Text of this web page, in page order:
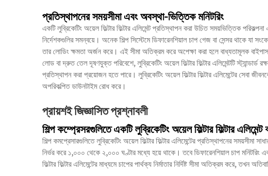
প্রতিস্থাপনের সময়সীমা এবং অবস্থা-ভিত্তিক মনিটরিং
একটি লুব্রিকেটিং অয়েল ফিল্টার ফিল্টার এলিমেন্ট প্রতিস্থাপন করা উচিত সময়ভিত্তিক
নির্দেশকগুলির সমন্বয়ে। অনেক শিল্প সিস্টেমে ডিফারেনশিয়াল চাপ গেজ বা সেন্সর থাকে যা
তার লোডিং ক্ষমতা অর্জন করে। এই সীমা অতিক্রম করে অপেক্ষা করা হলে বাধ্যতামূলক
লোড বা দ্রুত তেল দূষণযুক্ত পরিবেশে, লুব্রিকেটিং অয়েল ফিল্টার ফিল্টার এলিমেন্টটি স্ট্যান্ডার্ড
প্রতিস্থাপন করা প্রয়োজন হতে পারে। লুব্রিকেটিং অয়েল ফিল্টার ফিল্টার এলিমেন্টের সেবা
অপরিকল্পিত ডাউনটাইম রোধ করে।
প্রায়শই জিজ্ঞাসিত প্রশ্নাবলী
শিল্প কম্প্রেসরগুলিতে একটি লুব্রিকেটিং অয়েল ফিল্টার ফিল্টার
শিল্প কমপ্রেসারগুলিতে লুব্রিকেটিং অয়েল ফিল্টার ফিল্টার এলিমেন্টের প্রতিস্থাপনের সময়সীমা
নির্ভর করে ১,০০০ থেকে ২,০০০ ঘণ্টার মধ্যে হয়ে থাকে। তবে ডিফারেনশিয়াল চাপ
ফিল্টার ফিল্টার এলিমেন্টের মাধ্যমে চাপের পার্থক্য নির্মাতার নির্দিষ্ট সীমা অতিক্রম করে, তখন